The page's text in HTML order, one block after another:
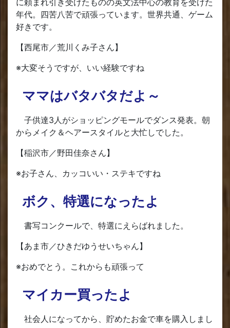
に頼まれ引き受けたものの英文法中心の教育を受けた
年代。四苦八苦で頑張っています。世界共通、ゲーム
好きです。
【西尾市／荒川くみ子さん】
※大変そうですが、いい経験ですね
ママはバタバタだよ～
子供達3人がショッピングモールでダンス発表。朝
からメイク＆ヘアースタイルと大忙しでした。
【稲沢市／野田佳奈さん】
※お子さん、カッコいい・ステキですね
ボク、特選になったよ
書写コンクールで、特選にえらばれました。
【あま市／ひきだゆうせいちゃん】
※おめでとう。これからも頑張って
マイカー買ったよ
社会人になってから、貯めたお金で車を購入しまし